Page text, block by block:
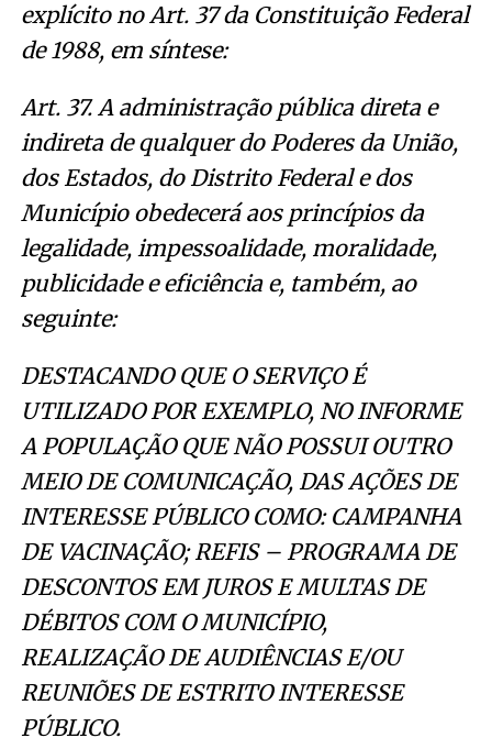
explícito no Art. 37 da Constituição Federal
de 1988, em síntese:
Art. 37. A administração pública direta e
indireta de qualquer do Poderes da União,
dos Estados, do Distrito Federal e dos
Município obedecerá aos princípios da
legalidade, impessoalidade, moralidade,
publicidade e eficiência e, também, ao
seguinte:
DESTACANDO QUE O SERVIÇO É
UTILIZADO POR EXEMPLO, NO INFORME
A POPULAÇÃO QUE NÃO POSSUI OUTRO
MEIO DE COMUNICAÇÃO, DAS AÇÕES DE
INTERESSE PÚBLICO COMO: CAMPANHA
DE VACINAÇÃO; REFIS – PROGRAMA DE
DESCONTOS EM JUROS E MULTAS DE
DÉBITOS COM O MUNICÍPIO,
REALIZAÇÃO DE AUDIÊNCIAS E/OU
REUNIÕES DE ESTRITO INTERESSE
PÚBLICO.